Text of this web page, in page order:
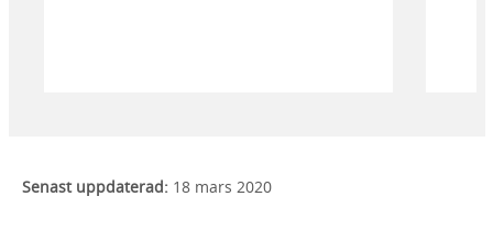
Senast uppdaterad: 18 mars 2020